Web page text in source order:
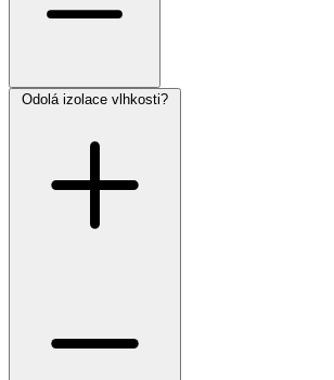
Odolá izolace vlhkosti?